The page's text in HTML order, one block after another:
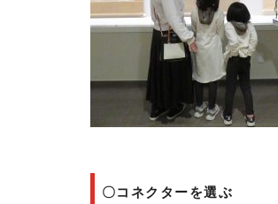
〇コネクターを選ぶ